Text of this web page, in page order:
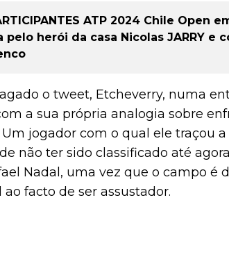
ATP 2024 Chile Open
pelo herói da casa Nicolas JARRY e
o tweet, Etcheverry, numa
a sua própria analogia sobre
jogador com o qual ele traçou a
não ter sido classificado até
Nadal, uma vez que o campo é
facto de ser assustador.